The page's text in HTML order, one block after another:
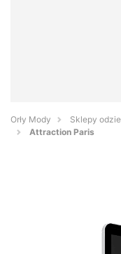
Orły Mody
Sklepy
Attraction Paris